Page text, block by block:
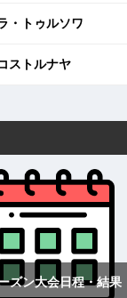
・トゥルソワ
ストルナヤ
ズン大会日程・結果